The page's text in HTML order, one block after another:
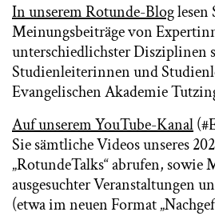
In unserem Rotunde-Bloglesen
Meinungsbeiträge von
unterschiedlichster Disziplinen
Studienleiterinnen und
Evangelischen Akademie
Auf unserem YouTube-Kanal
Sie sämtliche Videos unseres
„RotundeTalks“ abrufen, sowie
ausgesuchter Veranstaltungen
(etwa im neuen Format